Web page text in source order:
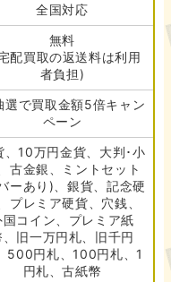
全国対応
無料
配買取の返送料は利用
者負担)
選で買取金額5倍キャン
ペーン
、10万円金貨、大判･小
古金銀、ミントセット
ーあり)、銀貨、記念硬
プレミア硬貨、穴銭、
国コイン、プレミア紙
、旧一万円札、旧千円
500円札、100円札、1
円札、古紙幣